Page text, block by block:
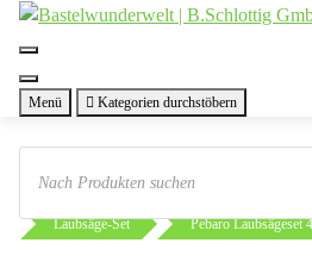
Zum
Menü Kategorien durchstöbern
Products
search
Sie sind hier: Shop
Laubsäge-Set
Pebaro Laubsägeset